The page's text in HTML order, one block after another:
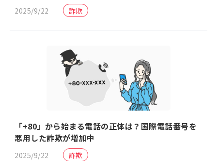
2025/9/22 詐欺
「+80」から始まる電話の正体は？国際電話番号を
悪用した詐欺が増加中
2025/9/22 詐欺